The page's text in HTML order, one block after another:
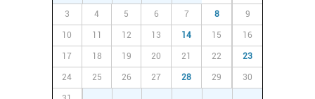
3 4 5 6 7 8 9
10 11 12 13 14 15 16
17 18 19 20 21 22 23
24 25 26 27 28 29 30